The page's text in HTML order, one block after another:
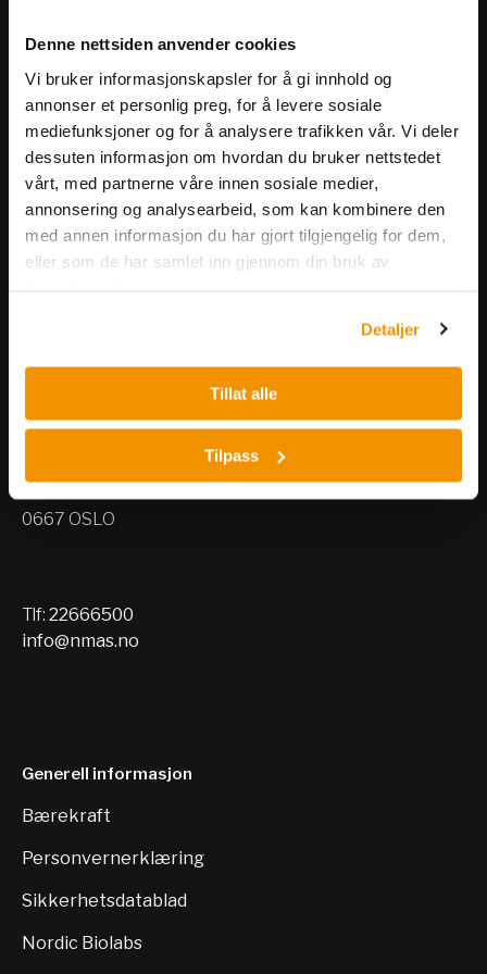
Denne nettsiden anvender cookies
Vi bruker informasjonskapsler for å gi innhold og
annonser et personlig preg, for å levere sosiale
mediefunksjoner og for å analysere trafikken vår. Vi deler
dessuten informasjon om hvordan du bruker nettstedet
vårt, med partnerne våre innen sosiale medier,
annonsering og analysearbeid, som kan kombinere den
med annen informasjon du har gjort tilgjengelig for dem,
eller som de har samlet inn gjennom din bruk av
Detaljer
Tillat alle
Tilpass
Meld deg på vårt nyhetsbrev!
arrangementer og kampanjer.
Meld på nyhetsbrev
Nils Hansens vei 8
0667 OSLO
Tlf: 22666500
info@nmas.no
Generell informasjon
Bærekraft
Personvernerklæring
Sikkerhetsdatablad
Nordic Biolabs